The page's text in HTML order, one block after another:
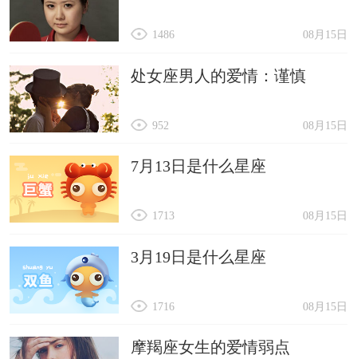
08月15日
1486
处女座男人的爱情：谨慎
08月15日
952
7月13日是什么星座
08月15日
1713
3月19日是什么星座
08月15日
1716
摩羯座女生的爱情弱点